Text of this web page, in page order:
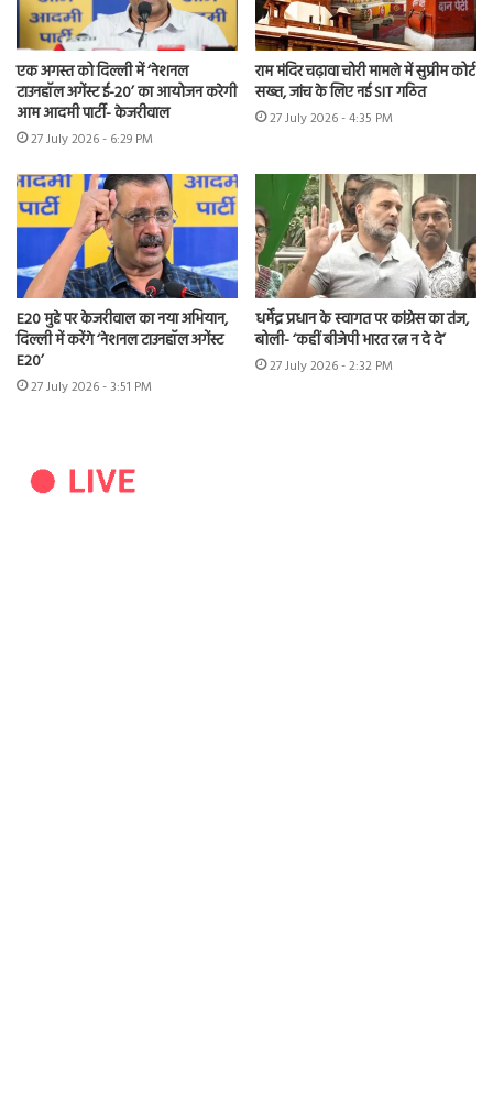
एक अगस्त को दिल्ली में ‘नेशनल
टाउनहॉल अगेंस्ट ई-20’ का आयोजन करेगी
आम आदमी पार्टी- केजरीवाल
27 July 2026 - 6:29 PM
राम मंदिर चढ़ावा चोरी मामले में सुप्रीम कोर्ट
सख्त, जांच के लिए नई SIT गठित
27 July 2026 - 4:35 PM
E20 मुद्दे पर केजरीवाल का नया अभियान,
दिल्ली में करेंगे ‘नेशनल टाउनहॉल अगेंस्ट
E20’
27 July 2026 - 3:51 PM
धर्मेंद्र प्रधान के स्वागत पर कांग्रेस का तंज,
बोली- ‘कहीं बीजेपी भारत रत्न न दे दे’
27 July 2026 - 2:32 PM